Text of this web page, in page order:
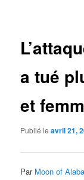
a tué
et
Publié leavril 21,
Par Moon of